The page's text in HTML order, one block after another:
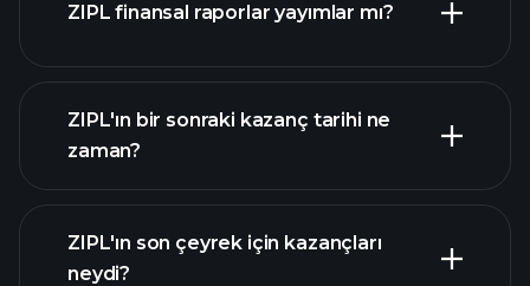
piyasa
ZIPL finansal raporlar yayımlar mı?
ZIPL finansal verilerini
ZIPL'ın bir sonraki kazanç tarihi ne
zaman?
ZIPL'ın son çeyrek için kazançları
neydi?